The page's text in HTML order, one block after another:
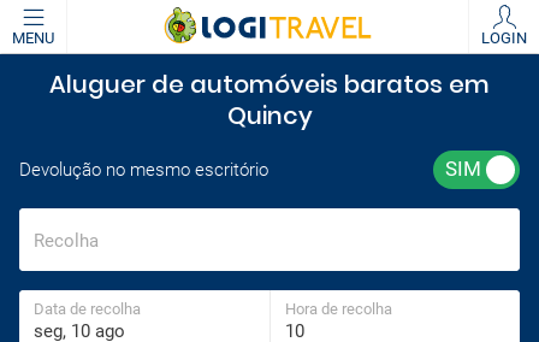
MENU LOGIN
Aluguer de automóveis baratos em
Quincy
Devolução no mesmo escritório
Recolha
Data de recolha Hora de recolha